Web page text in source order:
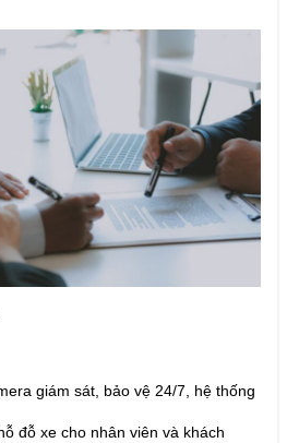
giám sát, bảo vệ 24/7, hệ thống
đỗ xe cho nhân viên và khách